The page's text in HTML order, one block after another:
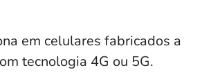
em celulares fabricados a
tecnologia 4G ou 5G.